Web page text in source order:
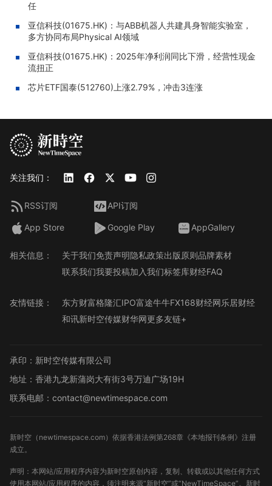
任
亚信科技(01675.HK)：与ABB机器人共建具身智能实验室，
多方协同布局Physical AI领域
亚信科技(01675.HK)：2025年净利润同比下滑，经营性现金
流扭正
芯片ETF国泰(512760)上涨2.79%，冲击3连涨
关注我们：
RSS订阅 API订阅
App Store Google Play AppGallery
相关信息： 关于我们免责声明隐私政策出版原则品牌素材
联系我们我要投稿加入我们标签库财经FAQ
友情链接： 东方财富格隆汇IPO富途牛牛FX168财经网乐居财经
和讯新时空传媒财华网更多友链+
承印：新时空传媒有限公司
地址：香港九龙新蒲岗大有街3号万迪广场19H
联系电邮：contact@newtimespace.com
新时空（ newtimespace.com）依据香港法例第268章《本地报刊条例》注册
成立。
声明：本网站/应用程序内容为新时空原创内容，复制、转载或以其他任何方式
使用本网站/应用程序的内容，须注明来源“新时空”或“NewTimeSpace”。新时